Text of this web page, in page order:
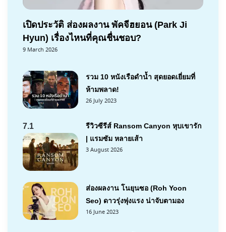
เปิดประวัติ ส่องผลงาน พัคจีฮยอน (Park Ji
Hyun) เรื่องไหนที่คุณชื่นชอบ?
9 March 2026
รวม 10 หนังเรือดำน้ำ สุดยอดเยี่ยมที่
ห้ามพลาด!
26 July 2023
7.1
รีวิวซีรีส์ Ransom Canyon หุบเขารัก
| แรมซัม หลายเส้า
3 August 2026
ส่องผลงาน โนยุนซอ (Roh Yoon
Seo) ดาวรุ่งพุ่งแรง น่าจับตามอง
16 June 2023